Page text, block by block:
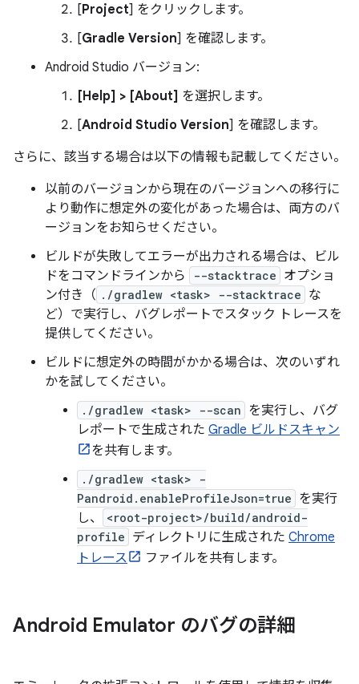
[Project] をクリックします。
[Gradle Version] を確認します。
Android Studio バージョン:
[Help] > [About] を選択します。
[Android Studio Version] を確認します。
さらに、該当する場合は以下の情報も記載してください。
以前のバージョンから現在のバージョンへの移行に
より動作に想定外の変化があった場合は、両方のバ
ージョンをお知らせください。
ビルドが失敗してエラーが出力される場合は、ビル
ドをコマンドラインから
--stacktrace オプショ
ン付き（ ./gradlew <task> --stacktrace な
ど）で実行し、バグレポートでスタック トレースを
提供してください。
ビルドに想定外の時間がかかる場合は、次のいずれ
かを試してください。
./gradlew <task> --scan を実行し、バグ
レポートで生成された Gradle ビルドスキャン
を共有します。
./gradlew <task> -
Pandroid.enableProfileJson=true を実行
し、
<root-project>/build/android-
profile ディレクトリに生成された Chrome
トレース
ファイルを共有します。
Android Emulator のバグの詳細